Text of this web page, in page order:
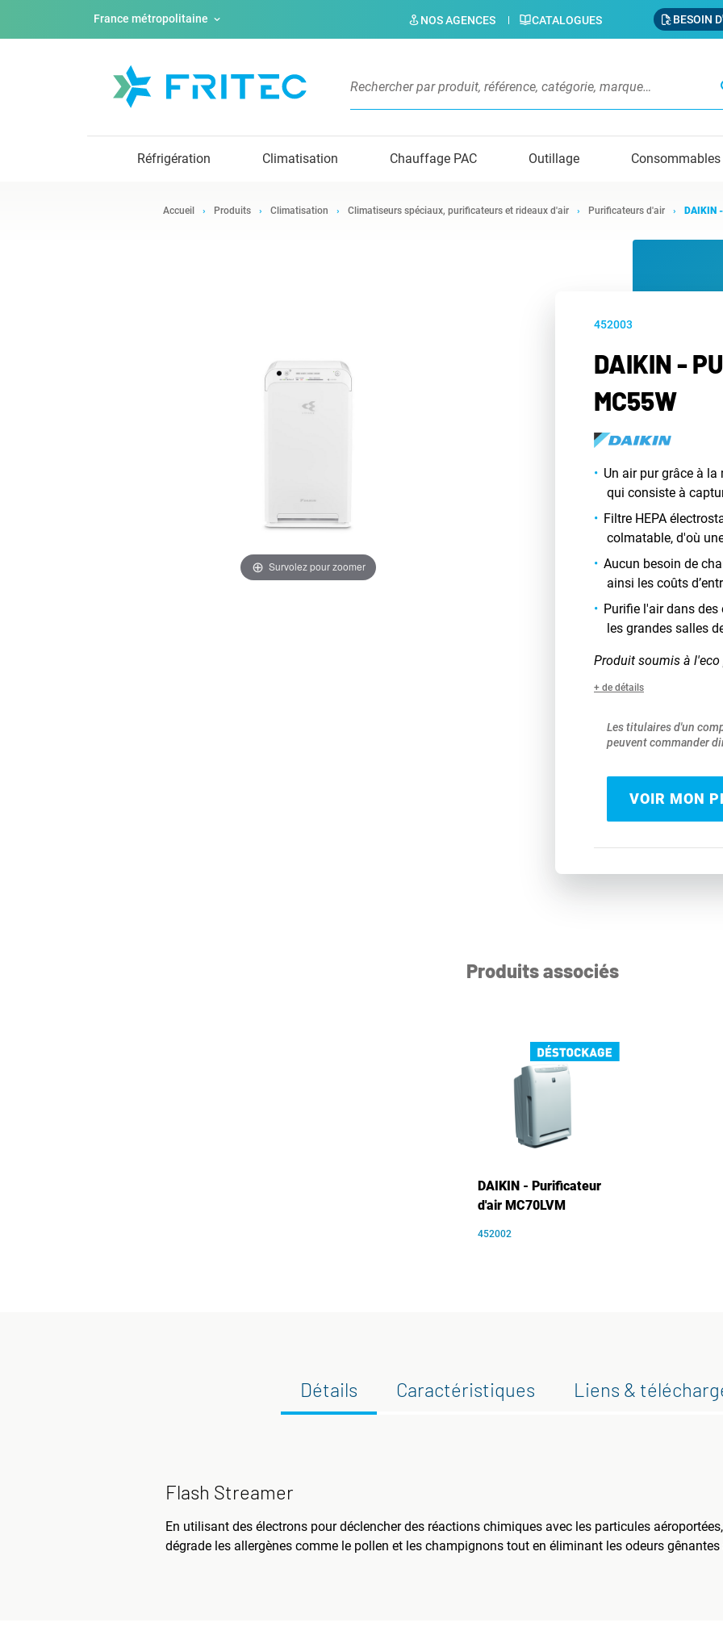
France métropolitaine NOS AGENCES CATALOGUES BESOIN
Réfrigération Climatisation Chauffage PAC Outillage Consommables
Accueil Produits Climatisation Climatiseurs spéciaux, purificateurs et rideaux d'air Purificateurs d'air DAIKIN
Survolez pour zoomer
452003
DAIKIN -
MC55W
Un air pur grâce à la
qui consiste à
Filtre HEPA
colmatable, d'où
Aucun besoin de
ainsi les coûts
Purifie l'air dans
les grandes salles
Produit soumis à l'eco
+ de détails
Les titulaires d'un
peuvent commander
VOIR MON
Produits associés
DAIKIN - Purificateur
d'air MC70LVM
452002
Détails Caractéristiques Liens &
Flash Streamer
En utilisant des électrons pour déclencher des réactions chimiques avec les particules
dégrade les allergènes comme le pollen et les champignons tout en éliminant les odeurs gênantes